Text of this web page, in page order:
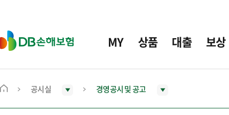
D
B
보
MY 상품 대출 보상
메
공시실 경영공시 및 공고